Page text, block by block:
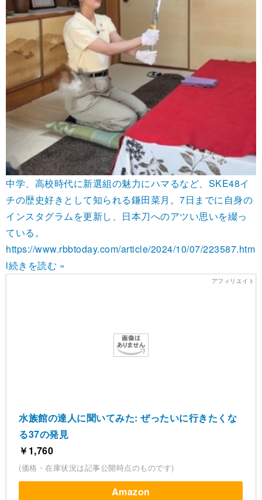
中学、高校時代に新選組の魅力にハマるなど、SKE48イ
チの歴史好きとして知られる鎌田菜月。7日までに自身の
インスタグラムを更新し、日本刀へのアツい思いを綴っ
ている。
https://www.rbbtoday.com/article/2024/10/07/223587.htm
l続きを読む »
水族館の達人に聞いてみた: ぜったいに行きたくな
る37の発見
￥1,760
(価格・在庫状況は記事公開時点のものです)
Amazon